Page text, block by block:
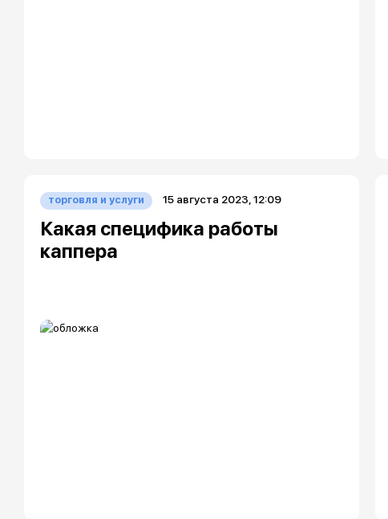
торговля и услуги 15 августа 2023, 12:09
Какая специфика работы
каппера